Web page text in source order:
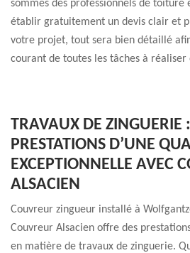
sommes des professionnels de toiture
établir gratuitement un devis clair et
votre projet, tout sera bien détaillé
courant de toutes les tâches à
TRAVAUX DE ZINGUERIE
PRESTATIONS D’UNE
EXCEPTIONNELLE AVEC
ALSACIEN
Couvreur zingueur installé à
Couvreur Alsacien offre des
en matière de travaux de zinguerie.